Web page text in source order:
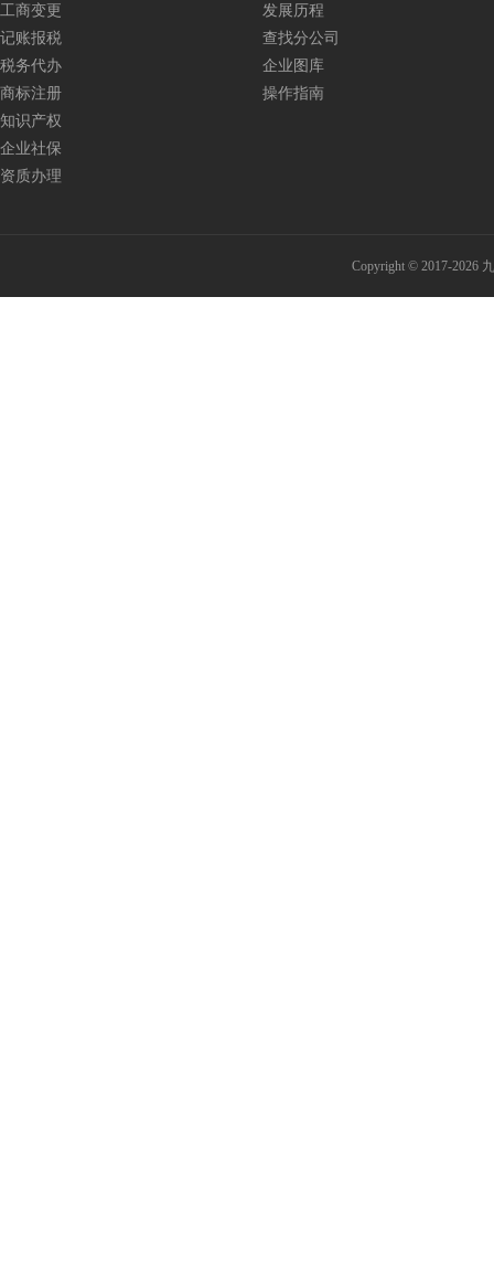
工商变更
记账报税
税务代办
商标注册
知识产权
企业社保
资质办理
发展历程
查找分公司
企业图库
操作指南
Copyright © 2017-2026